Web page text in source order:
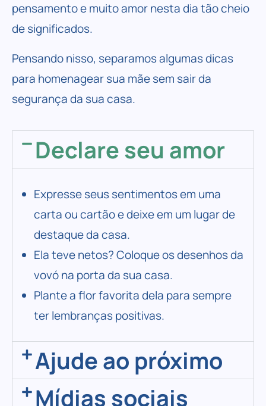
pensamento e muito amor nesta dia tão cheio
de significados.
Pensando nisso, separamos algumas dicas
para homenagear sua mãe sem sair da
segurança da sua casa.
Declare seu amor
Expresse seus sentimentos em uma
carta ou cartão e deixe em um lugar de
destaque da casa.
Ela teve netos? Coloque os desenhos da
vovó na porta da sua casa.
Plante a flor favorita dela para sempre
ter lembranças positivas.
Ajude ao próximo
Mídias sociais